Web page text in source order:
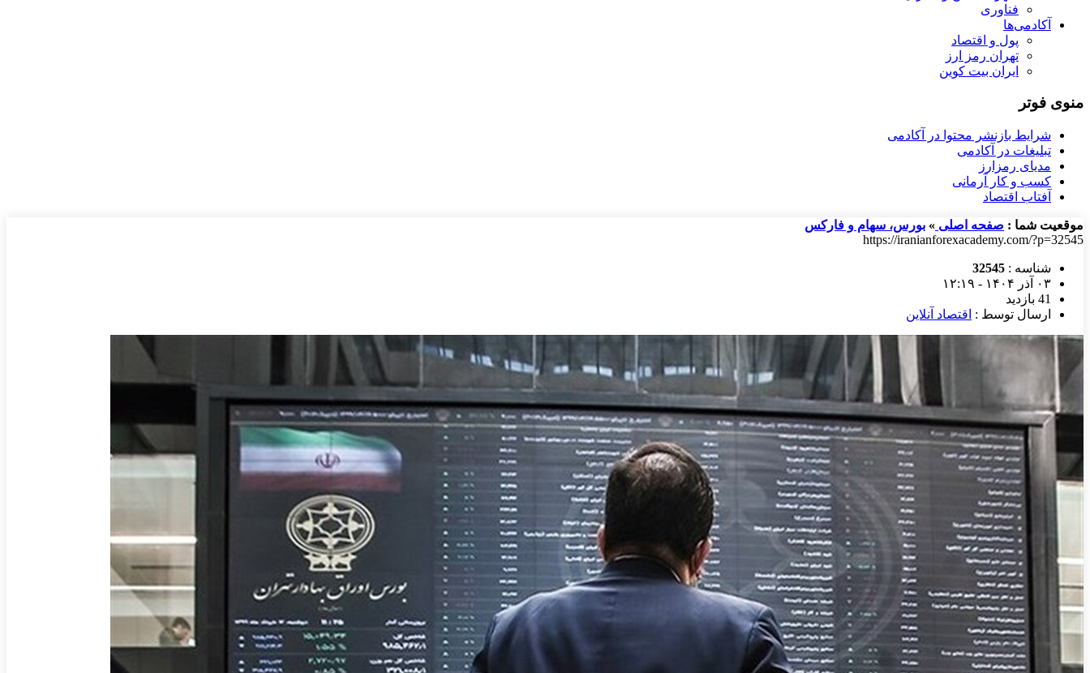
فناوری
آکادمی‌ها
پول و اقتصاد
تهران رمز ارز
ایران بیت کوین
منوی فوتر
شرایط بازنشر محتوا در آکادمی
تبلیغات در آکادمی
مدیای رمزارز
کسب و کار آرمانی
آفتاب اقتصاد
موقعیت شما : صفحه اصلی » بورس، سهام و فارکس
https://iranianforexacademy.com/?p=32545
شناسه : 32545
۰۳ آذر ۱۴۰۴ - ۱۲:۱۹
41 بازدید
ارسال توسط : اقتصاد آنلاین